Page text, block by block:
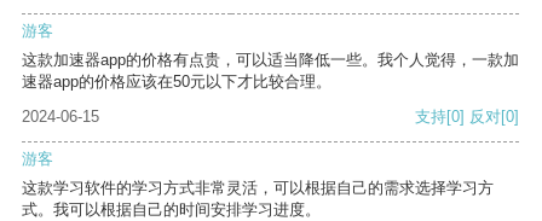
游客
这款加速器app的价格有点贵，可以适当降低一些。我个人觉得，一款加
速器app的价格应该在50元以下才比较合理。
2024-06-15
支持[0] 反对[0]
游客
这款学习软件的学习方式非常灵活，可以根据自己的需求选择学习方
式。我可以根据自己的时间安排学习进度。